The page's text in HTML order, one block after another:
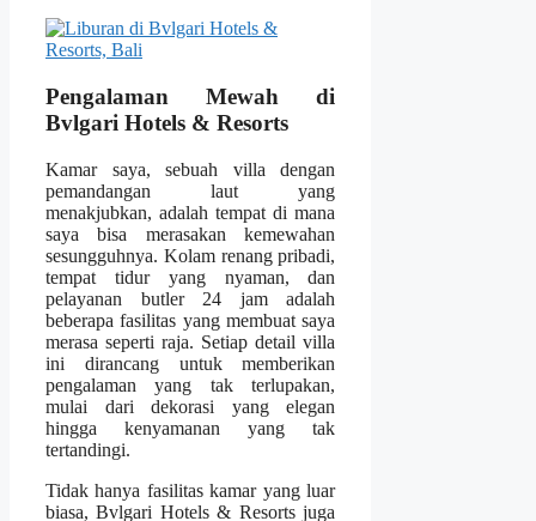
Pengalaman Mewah di
Bvlgari Hotels & Resorts
Kamar saya, sebuah villa dengan
pemandangan laut yang
menakjubkan, adalah tempat di mana
saya bisa merasakan kemewahan
sesungguhnya. Kolam renang pribadi,
tempat tidur yang nyaman, dan
pelayanan butler 24 jam adalah
beberapa fasilitas yang membuat saya
merasa seperti raja. Setiap detail villa
ini dirancang untuk memberikan
pengalaman yang tak terlupakan,
mulai dari dekorasi yang elegan
hingga kenyamanan yang tak
tertandingi.
Tidak hanya fasilitas kamar yang luar
biasa, Bvlgari Hotels & Resorts juga